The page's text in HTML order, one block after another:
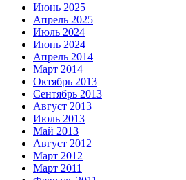
Июнь 2025
Апрель 2025
Июль 2024
Июнь 2024
Апрель 2014
Март 2014
Октябрь 2013
Сентябрь 2013
Август 2013
Июль 2013
Май 2013
Август 2012
Март 2012
Март 2011